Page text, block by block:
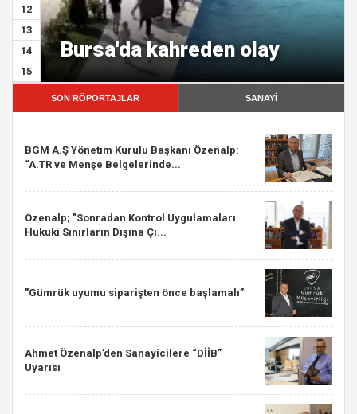
12
13
14
15
Bursa'da kahreden olay
SON RÖPORTAJLAR SANAYİ
BGM A.Ş Yönetim Kurulu Başkanı Özenalp:
“A.TR ve Menşe Belgelerinde...
Özenalp; "Sonradan Kontrol Uygulamaları
Hukuki Sınırların Dışına Çı...
"Gümrük uyumu siparişten önce başlamalı”
Ahmet Özenalp’den Sanayicilere “DİİB”
Uyarısı